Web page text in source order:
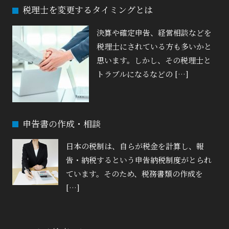
税理士を変更するタイミングとは
決算や確定申告、経営相談などを
税理士にされている方も多いかと
思います。しかし、その税理士と
トラブルになるなどの […]
申告書の作成・相談
日本の税制は、自らが税金を計算し、報
告・納税するという申告納税制度がとられ
ています。そのため、税務書類の作成を
[…]